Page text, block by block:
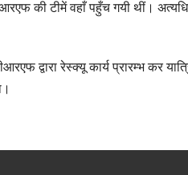
की टीमें वहाँ पहुँच गयी थीं।
द्वारा रेस्क्यू कार्य प्रारम्भ कर